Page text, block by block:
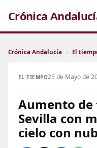
Crónica
Crónica Andalucía › El
EL TIEMPO25 de Mayo de
Aumento
Sevilla con
cielo con